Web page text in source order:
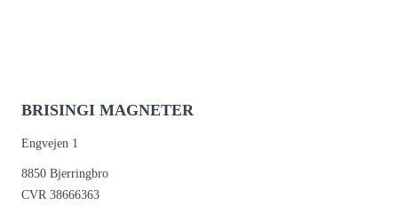
BRISINGI MAGNETER
Engvejen 1
8850 Bjerringbro
CVR 38666363